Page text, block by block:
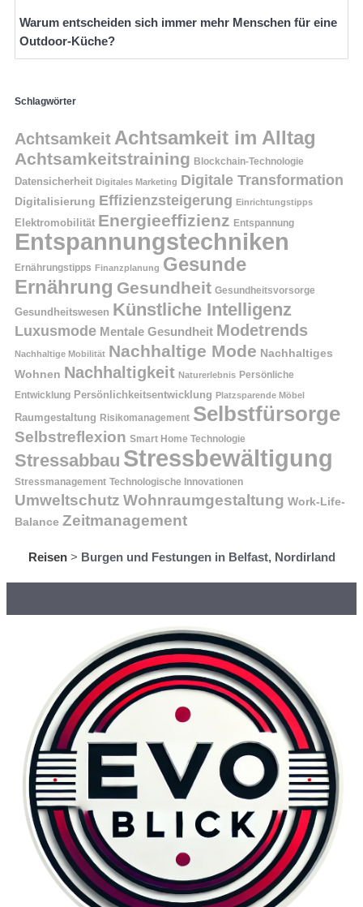
Warum entscheiden sich immer mehr Menschen für eine
Outdoor-Küche?
Schlagwörter
Achtsamkeit Achtsamkeit im Alltag
Achtsamkeitstraining Blockchain-Technologie
Datensicherheit Digitales Marketing Digitale Transformation
Digitalisierung Effizienzsteigerung Einrichtungstipps
Elektromobilität Energieeffizienz Entspannung
Entspannungstechniken
Ernährungstipps Finanzplanung Gesunde
Ernährung Gesundheit Gesundheitsvorsorge
Gesundheitswesen Künstliche Intelligenz
Luxusmode Mentale Gesundheit Modetrends
Nachhaltige Mobilität Nachhaltige Mode Nachhaltiges
Wohnen Nachhaltigkeit Naturerlebnis Persönliche
Entwicklung Persönlichkeitsentwicklung Platzsparende Möbel
Raumgestaltung Risikomanagement Selbstfürsorge
Selbstreflexion Smart Home Technologie
Stressabbau Stressbewältigung
Stressmanagement Technologische Innovationen
Umweltschutz Wohnraumgestaltung Work-Life-
Balance Zeitmanagement
Reisen> Burgen und Festungen in Belfast, Nordirland